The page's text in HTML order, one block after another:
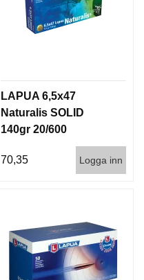
LAPUA 6,5x47
Naturalis SOLID
140gr 20/600
70,35 Logga inn